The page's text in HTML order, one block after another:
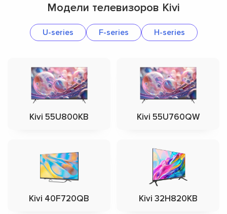
Модели телевизоров Kivi
U-series F-series H-series
Kivi 55U800KB Kivi 55U760QW
Kivi 40F720QB Kivi 32H820KB